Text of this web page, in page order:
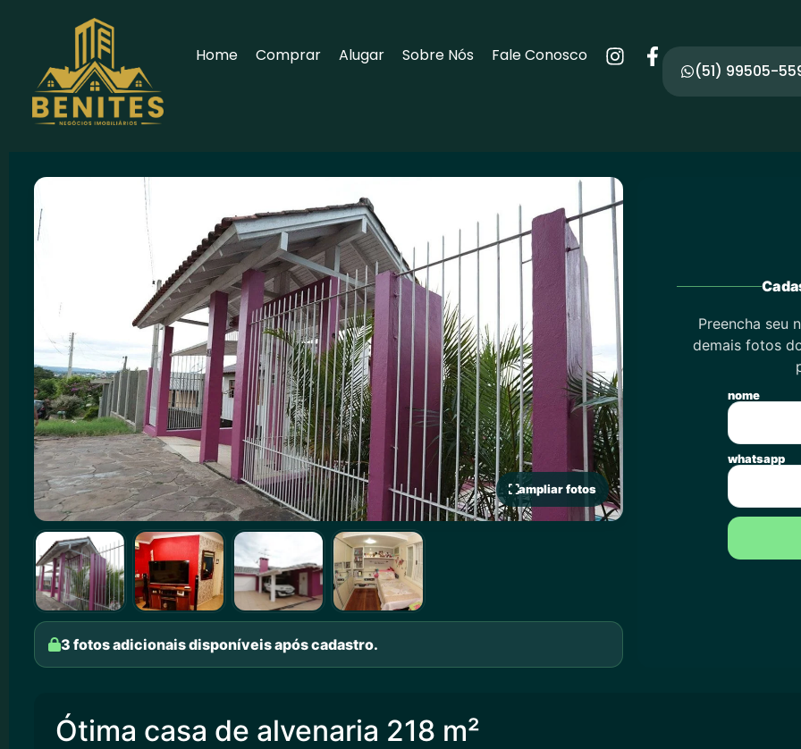
Home Comprar Alugar Sobre Nós Fale Conosco
(51) 99505-
ampliar fotos
3 fotos adicionais disponíveis após cadastro.
Preencha seu
demais fotos
nome
whatsapp
Ótima casa de alvenaria 218 m²